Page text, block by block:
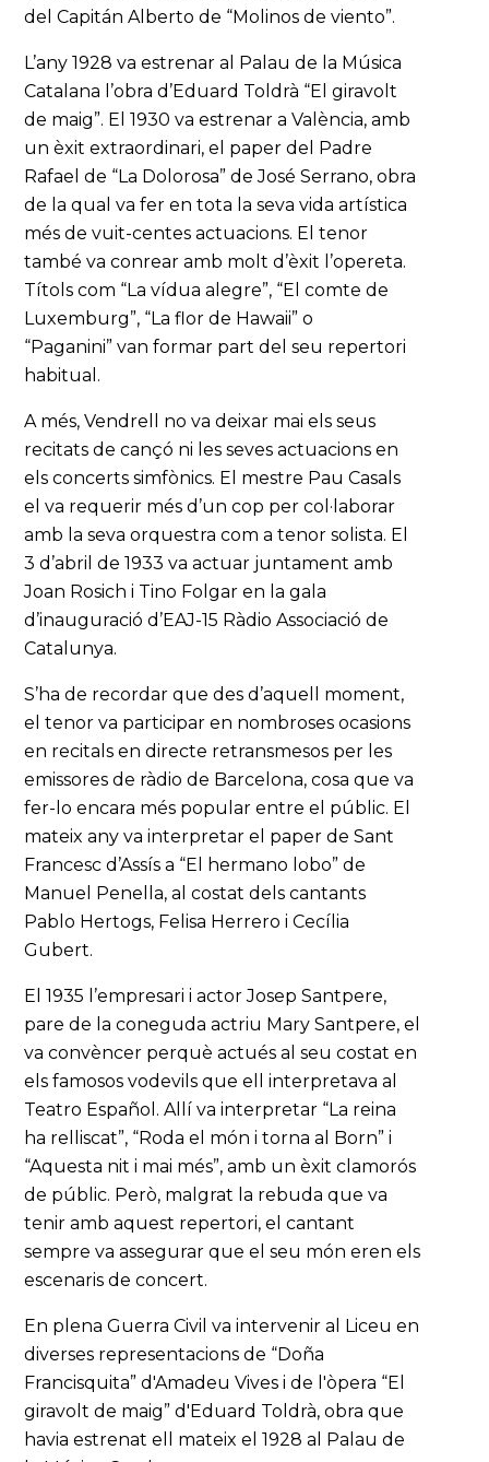
del Capitán Alberto de “Molinos de viento”.
L’any 1928 va estrenar al Palau de la Música
Catalana l’obra d’Eduard Toldrà “El giravolt
de maig”. El 1930 va estrenar a València, amb
un èxit extraordinari, el paper del Padre
Rafael de “La Dolorosa” de José Serrano, obra
de la qual va fer en tota la seva vida artística
més de vuit-centes actuacions. El tenor
també va conrear amb molt d’èxit l’opereta.
Títols com “La vídua alegre”, “El comte de
Luxemburg”, “La flor de Hawaii” o
“Paganini” van formar part del seu repertori
habitual.
A més, Vendrell no va deixar mai els seus
recitats de cançó ni les seves actuacions en
els concerts simfònics. El mestre Pau Casals
el va requerir més d’un cop per col·laborar
amb la seva orquestra com a tenor solista. El
3 d’abril de 1933 va actuar juntament amb
Joan Rosich i Tino Folgar en la gala
d’inauguració d’EAJ-15 Ràdio Associació de
Catalunya.
S’ha de recordar que des d’aquell moment,
el tenor va participar en nombroses ocasions
en recitals en directe retransmesos per les
emissores de ràdio de Barcelona, cosa que va
fer-lo encara més popular entre el públic. El
mateix any va interpretar el paper de Sant
Francesc d’Assís a “El hermano lobo” de
Manuel Penella, al costat dels cantants
Pablo Hertogs, Felisa Herrero i Cecília
Gubert.
El 1935 l’empresari i actor Josep Santpere,
pare de la coneguda actriu Mary Santpere, el
va convèncer perquè actués al seu costat en
els famosos vodevils que ell interpretava al
Teatro Español. Allí va interpretar “La reina
ha relliscat”, “Roda el món i torna al Born” i
“Aquesta nit i mai més”, amb un èxit clamorós
de públic. Però, malgrat la rebuda que va
tenir amb aquest repertori, el cantant
sempre va assegurar que el seu món eren els
escenaris de concert.
En plena Guerra Civil va intervenir al Liceu en
diverses representacions de “Doña
Francisquita” d'Amadeu Vives i de l'òpera “El
giravolt de maig” d'Eduard Toldrà, obra que
havia estrenat ell mateix el 1928 al Palau de